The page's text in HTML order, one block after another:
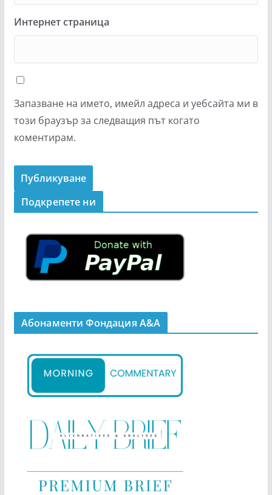
Интернет страница
Запазване на името, имейл адреса и уебсайта ми в
този браузър за следващия път когато
коментирам.
Подкрепeте ни
Абонаменти Фондация А&A